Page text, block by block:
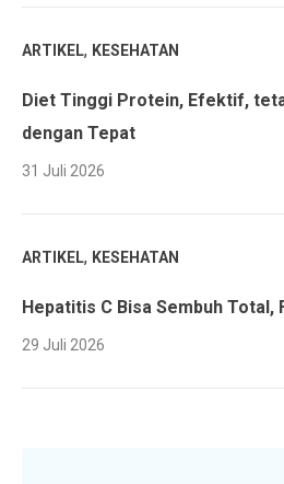
ARTIKEL, KESEHATAN
Diet Tinggi Protein, Efektif,
dengan Tepat
31 Juli 2026
ARTIKEL, KESEHATAN
Hepatitis C Bisa Sembuh Total,
29 Juli 2026